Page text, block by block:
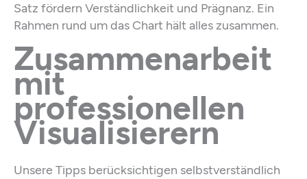
Satz fördern Verständlichkeit und Prägnanz. Ein
Rahmen rund um das Chart hält alles zusammen.
Zusammenarbeit
mit
professionellen
Visualisierern
Unsere Tipps berücksichtigen selbstverständlich